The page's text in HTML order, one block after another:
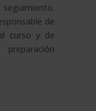
de
curso y de